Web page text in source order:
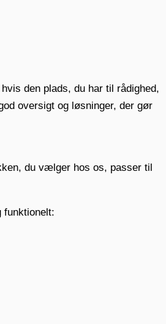
den plads, du har til rådighed,
oversigt og løsninger, der gør
du vælger hos os, passer til
funktionelt: